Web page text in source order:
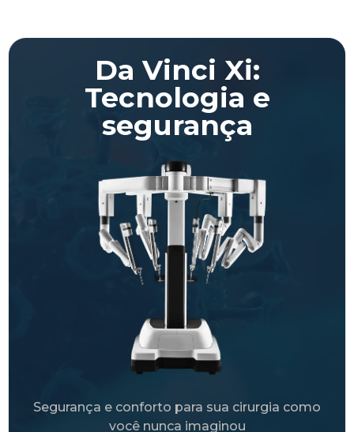
Da Vinci Xi:
Tecnologia e
segurança
Segurança e conforto para sua cirurgia como
você nunca imaginou